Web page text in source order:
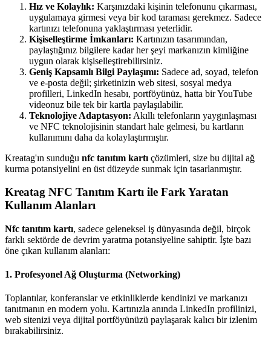
Hız ve Kolaylık: Karşınızdaki kişinin telefonunu çıkarması,
uygulamaya girmesi veya bir kod taraması gerekmez. Sadece
kartınızı telefonuna yaklaştırması yeterlidir.
Kişiselleştirme İmkanları: Kartınızın tasarımından,
paylaştığınız bilgilere kadar her şeyi markanızın kimliğine
uygun olarak kişiselleştirebilirsiniz.
Geniş Kapsamlı Bilgi Paylaşımı: Sadece ad, soyad, telefon
ve e-posta değil; şirketinizin web sitesi, sosyal medya
profilleri, LinkedIn hesabı, portföyünüz, hatta bir YouTube
videonuz bile tek bir kartla paylaşılabilir.
Teknolojiye Adaptasyon: Akıllı telefonların yaygınlaşması
ve NFC teknolojisinin standart hale gelmesi, bu kartların
kullanımını daha da kolaylaştırmıştır.
Kreatag'ın sunduğu nfc tanıtım kartı çözümleri, size bu dijital ağ
kurma potansiyelini en üst düzeyde sunmak için tasarlanmıştır.
Kreatag NFC Tanıtım Kartı ile Fark Yaratan
Kullanım Alanları
Nfc tanıtım kartı, sadece geleneksel iş dünyasında değil, birçok
farklı sektörde de devrim yaratma potansiyeline sahiptir. İşte bazı
öne çıkan kullanım alanları:
1. Profesyonel Ağ Oluşturma (Networking)
Toplantılar, konferanslar ve etkinliklerde kendinizi ve markanızı
tanıtmanın en modern yolu. Kartınızla anında LinkedIn profilinizi,
web sitenizi veya dijital portföyünüzü paylaşarak kalıcı bir izlenim
bırakabilirsiniz.